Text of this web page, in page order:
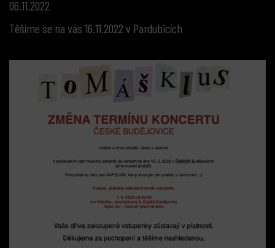
06.11.2022
Těšíme se na vás 16.11.2022 v Pardubicích